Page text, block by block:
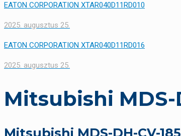
EATON CORPORATION XTAR040D11RD010
2025. augusztus 25.
EATON CORPORATION XTAR040D11RD016
2025. augusztus 25.
Mitsubishi MDS-